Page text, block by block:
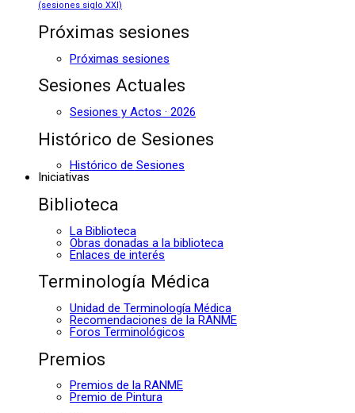
(sesiones siglo XXI)
Próximas sesiones
Próximas sesiones
Sesiones Actuales
Sesiones y Actos · 2026
Histórico de Sesiones
Histórico de Sesiones
Iniciativas
Biblioteca
La Biblioteca
Obras donadas a la biblioteca
Enlaces de interés
Terminología Médica
Unidad de Terminología Médica
Recomendaciones de la RANME
Foros Terminológicos
Premios
Premios de la RANME
Premio de Pintura